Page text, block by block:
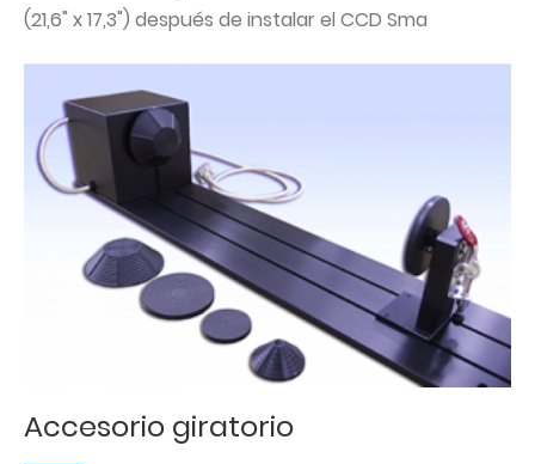
(21,6" x 17,3") después de instalar el CCD Sma
Accesorio giratorio